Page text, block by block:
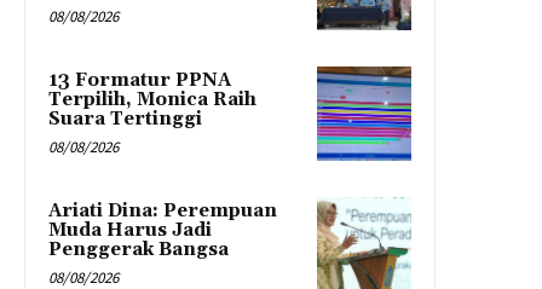
08/08/2026
13 Formatur PPNA
Terpilih, Monica Raih
Suara Tertinggi
08/08/2026
Ariati Dina: Perempuan
Muda Harus Jadi
Penggerak Bangsa
08/08/2026